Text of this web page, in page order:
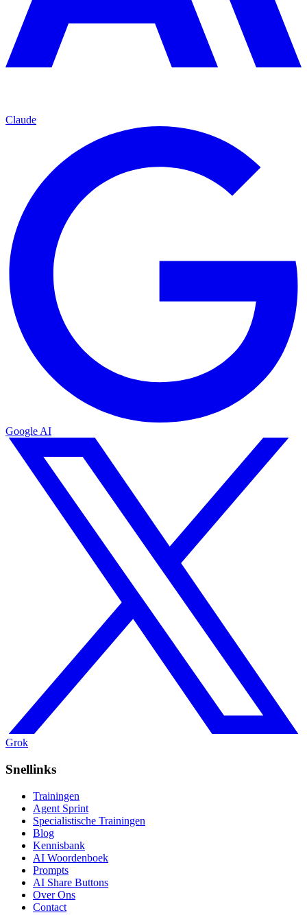
Claude
Google AI
Grok
Snellinks
Trainingen
Agent Sprint
Specialistische Trainingen
Blog
Kennisbank
AI Woordenboek
Prompts
AI Share Buttons
Over Ons
Contact